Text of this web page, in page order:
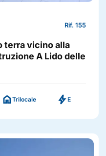
Rif. 155
terra vicino alla
A Lido delle
homeTrilocale boltE